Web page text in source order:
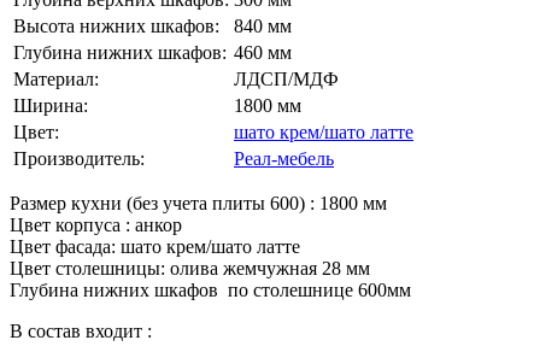
Высота нижних шкафов:
840 мм
Глубина нижних шкафов: 460 мм
Материал:
ЛДСП/МДФ
Ширина:
1800 мм
Цвет:
шато крем/шато латте
Производитель:
Реал-мебель
Размер кухни (без учета плиты 600) : 1800 мм
Цвет корпуса : анкор
Цвет фасада: шато крем/шато латте
Цвет столешницы: олива жемчужная 28 мм
Глубина нижних шкафов по столешнице 600мм
В состав входит :